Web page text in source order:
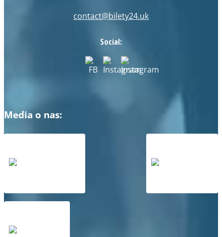
contact@bilety24.uk
Social:
Media o nas: